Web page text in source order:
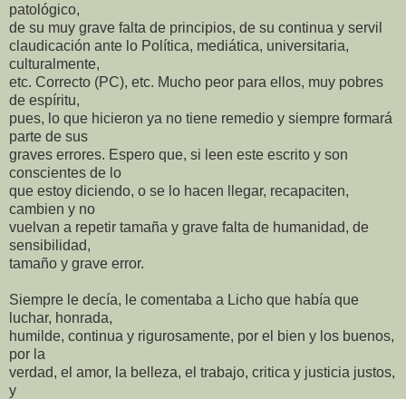
patológico,
de su muy grave falta de principios, de su continua y servil
claudicación ante lo Política, mediática, universitaria,
culturalmente,
etc. Correcto (PC), etc. Mucho peor para ellos, muy pobres
de espíritu,
pues, lo que hicieron ya no tiene remedio y siempre formará
parte de sus
graves errores. Espero que, si leen este escrito y son
conscientes de lo
que estoy diciendo, o se lo hacen llegar, recapaciten,
cambien y no
vuelvan a repetir tamaña y grave falta de humanidad, de
sensibilidad,
tamaño y grave error.
Siempre le decía, le comentaba a Licho que había que
luchar, honrada,
humilde, continua y rigurosamente, por el bien y los buenos,
por la
verdad, el amor, la belleza, el trabajo, critica y justicia justos,
y